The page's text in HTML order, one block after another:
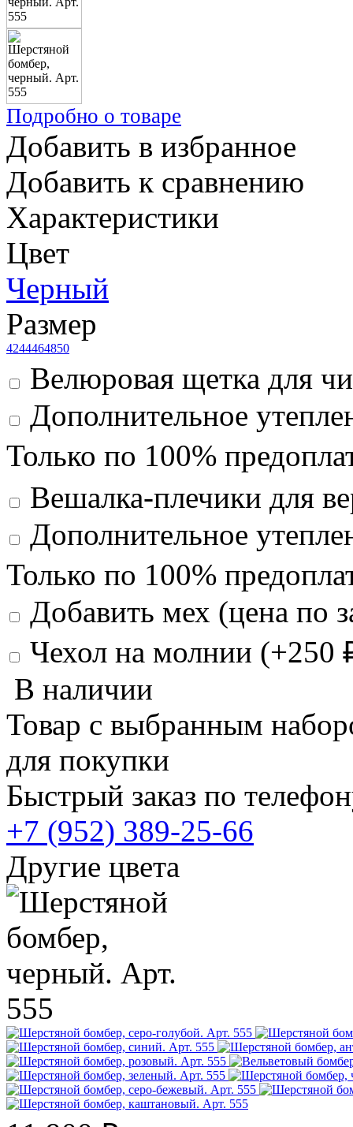
Подробно о товаре
Добавить в избранное
Добавить к сравнению
Характеристики
Цвет
Черный
Размер
4244464850
Велюровая щетка для
Дополнительное
Только по 100%
Вешалка-плечики для
Дополнительное
Только по 100%
Добавить мех (цена по
Чехол на молнии (+250
В наличии
Товар с выбранным
для покупки
Быстрый заказ по
+7 (952) 389-25-66
Другие цвета